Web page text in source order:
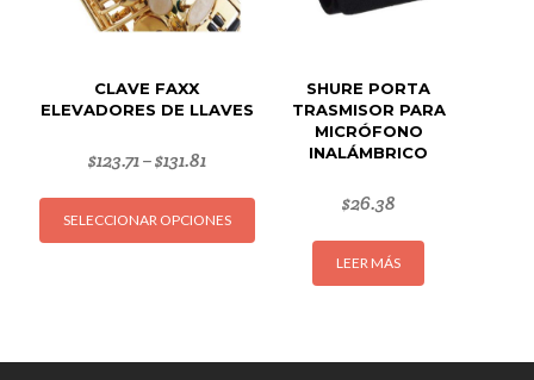
producto
CLAVE FAXX
ELEVADORES DE LLAVES
$123.71–$131.81
SELECCIONAR OPCIONES
Este
múltiples
opciones
SHURE PORTA
TRASMISOR PARA
MICRÓFONO
INALÁMBRICO
$26.38
LEER MÁS